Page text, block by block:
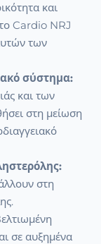
και
Cardio NRJ
των
σύστημα:
και των
στη μείωση
στη
σε αυξημένα